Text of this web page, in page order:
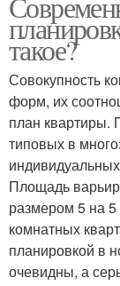
такое?
Совокупность
форм, их
план квартиры.
типовых в
Площадь
размером 5 на
комнатных
планировкой в
очевидны, а